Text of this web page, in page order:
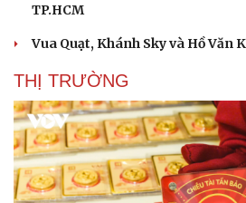
TP.HCM
Vua Quạt, Khánh Sky và Hồ Văn
THỊ TRƯỜNG